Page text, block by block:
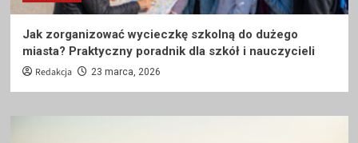
Jak zorganizować wycieczkę szkolną do dużego
miasta? Praktyczny poradnik dla szkół i nauczycieli
Redakcja 23 marca, 2026